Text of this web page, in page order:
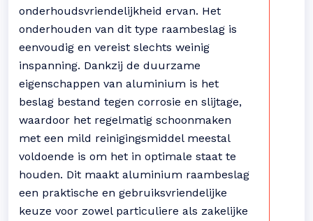
onderhoudsvriendelijkheid ervan. Het
onderhouden van dit type raambeslag is
eenvoudig en vereist slechts weinig
inspanning. Dankzij de duurzame
eigenschappen van aluminium is het
beslag bestand tegen corrosie en slijtage,
waardoor het regelmatig schoonmaken
met een mild reinigingsmiddel meestal
voldoende is om het in optimale staat te
houden. Dit maakt aluminium raambeslag
een praktische en gebruiksvriendelijke
keuze voor zowel particuliere als zakelijke